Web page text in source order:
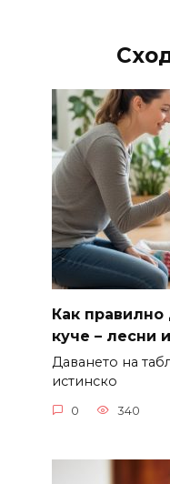
Как
куче – лесни
Даването на
истинско
0 340